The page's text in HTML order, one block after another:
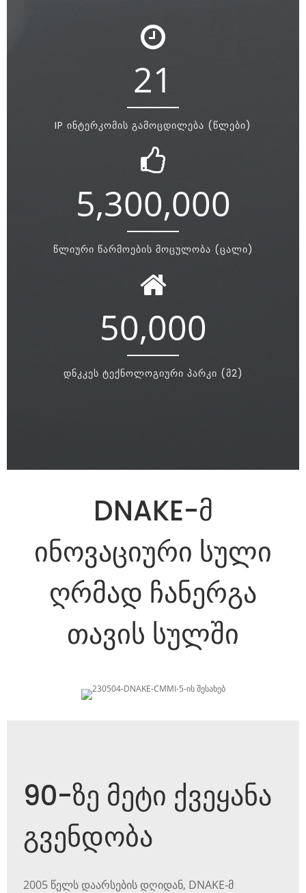
21
IP ინტერკომის გამოცდილება (წლები)
5,300,000
წლიური წარმოების მოცულობა (ცალი)
50,000
დნკკეს ტექნოლოგიური პარკი (მ2)
DNAKE-მ
ინოვაციური სული
ღრმად ჩანერგა
თავის სულში
90-ზე მეტი ქვეყანა
გვენდობა
2005 წელს დაარსების დღიდან, DNAKE-მ